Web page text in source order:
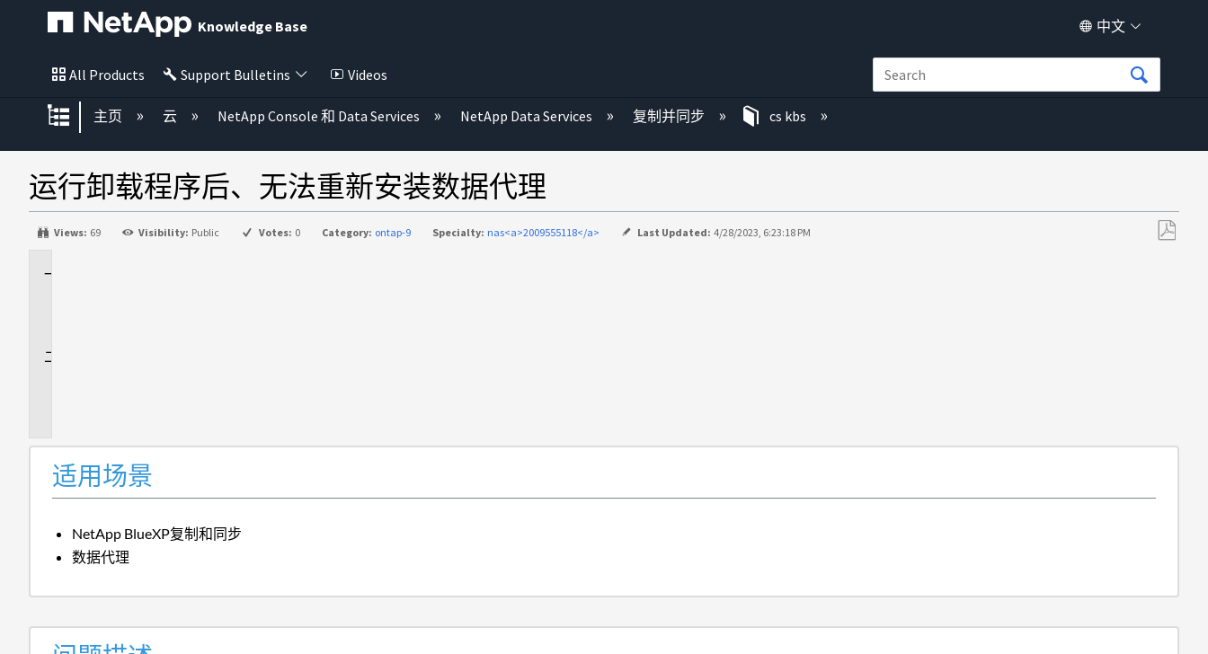
Knowledge Base 中文
All Products Support Bulletins Videos
扩展/隐缩全局层次
主页 云 NetApp Console 和 Data Services NetApp Data Services 复制并同步 cs kbs
运行卸载程序后、无法重新安装数据代理
Views: 69 Visibility: Public Votes: 0 Category: ontap-9 Specialty: nas<a>2009555118</a> Last Updated: 4/28/2023, 6:23:18 PM
适用场景
NetApp BlueXP复制和同步
数据代理